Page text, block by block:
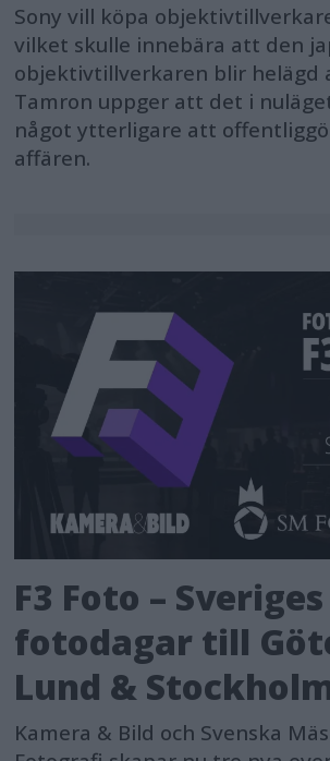
Sony vill köpa
vilket skulle innebära att den
objektivtillverkaren blir helägd
Tamron uppger att det i
något ytterligare att
affären.
F3 Foto –
fotodagar till
Lund &
Kamera & Bild och Svenska